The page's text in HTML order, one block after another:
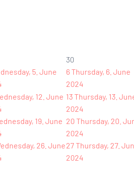
30
5. June
6Thursday, 6. June
2024
12. June 13 Thursday, 13.
2024
19. June 20 Thursday, 20.
2024
26. June27Thursday, 27.
2024